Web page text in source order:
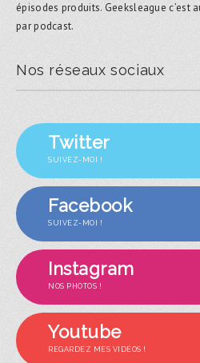
épisodes produits. Geeksleague c’est
par podcast.
Nos réseaux sociaux
Twitter
SUIVEZ-MOI !
Facebook
SUIVEZ-MOI !
Instagram
NOS PHOTOS !
Youtube
REGARDEZ MES VIDÉOS !